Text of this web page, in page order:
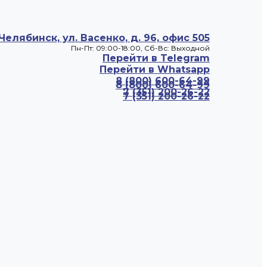
8 (800) 600-64-99
7 (351) 200-26-22
ул. Васенко, д. 96, офис 505
Пн-Пт: 09:00-18:00, Cб-Вс: Выходной
Перейти в Telegram
Перейти в Whatsapp
8 (800) 600-64-99
7 (351) 200-26-22